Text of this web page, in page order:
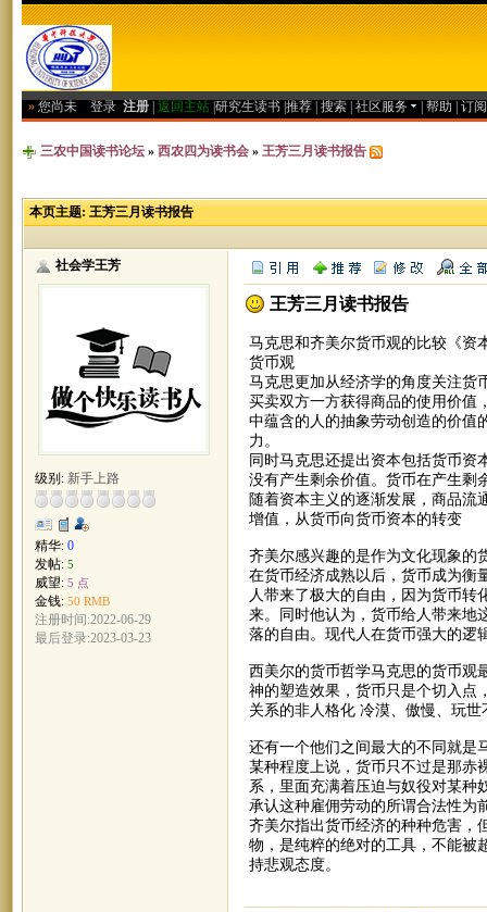
» 您尚未 登录 注册 返回主站 研究生读书 推荐 搜索 社区服务 帮助 订
三农中国读书论坛 » 西农四为读书会 » 王芳三月读书报告
本页主题: 王芳三月读书报告
社会学王芳
级别: 新手上路
精华: 0
发帖: 5
威望: 5 点
金钱: 50 RMB
注册时间:2022-06-29
最后登录:2023-03-23
王芳三月读书报告
马克思和齐美尔货币观的比较《资
货币观
马克思更加从经济学的角度关注货
买卖双方一方获得商品的使用价值
中蕴含的人的抽象劳动创造的价值
力。
同时马克思还提出资本包括货币资
没有产生剩余价值。货币在产生剩
随着资本主义的逐渐发展，商品流
增值，从货币向货币资本的转变
齐美尔感兴趣的是作为文化现象的
在货币经济成熟以后，货币成为衡
人带来了极大的自由，因为货币
来。同时他认为，货币给人带来地
落的自由。现代人在货币强大的逻
西美尔的货币哲学马克思的货币观
神的塑造效果，货币只是个切入点
关系的非人格化 冷漠、傲慢、玩
还有一个他们之间最大的不同就是
某种程度上说，货币只不过是那赤
系，里面充满着压迫与奴役对某种
承认这种雇佣劳动的所谓合法性为
齐美尔指出货币经济的种种危害，
物，是纯粹的绝对的工具，不能被
持悲观态度。